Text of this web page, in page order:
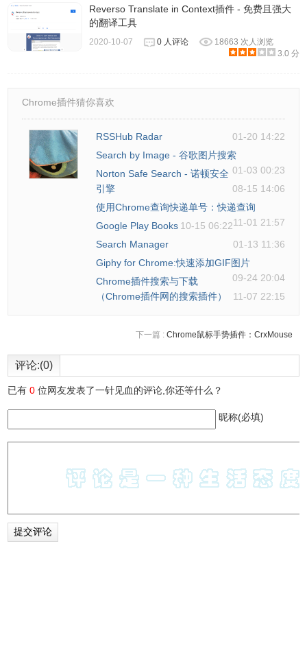
Reverso Translate in Context插件 - 免费且强大
的翻译工具
2020-10-07 0 人评论
18663 次人浏览
3.0 分
Chrome插件猜你喜欢
RSSHub Radar
01-20 14:22
Search by Image - 谷歌图片搜索
01-03 00:23
Norton Safe Search - 诺顿安全
引擎
08-15 14:06
使用Chrome查询快递单号：快递查询
11-01 21:57
Google Play Books 10-15 06:22
Search Manager
01-13 11:36
Giphy for Chrome:快速添加GIF图片
09-24 20:04
Chrome插件搜索与下载
（Chrome插件网的搜索插件）
11-07 22:15
下一篇 : Chrome鼠标手势插件：CrxMouse
评论:(0)
已有0 位网友发表了一针见血的评论,你还等什么？
昵称(必填)